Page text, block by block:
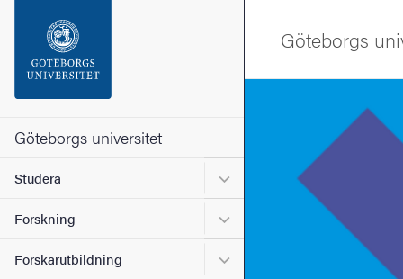
Sidfoten
Om webbplatsen
Göteborgs universitet
Studera Undermeny för Studera
Forskning Undermeny för Forskning
Forskarutbildning Undermeny för
Göteborgs
Bild